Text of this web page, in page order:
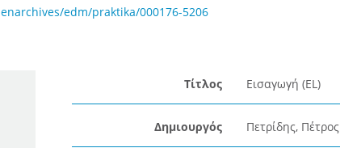
edm/praktika/000176-5206
Τίτλος Εισαγωγή (EL)
Δημιουργός Πετρίδης, Πέτρος